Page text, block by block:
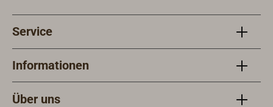
Service
Informationen
Über uns